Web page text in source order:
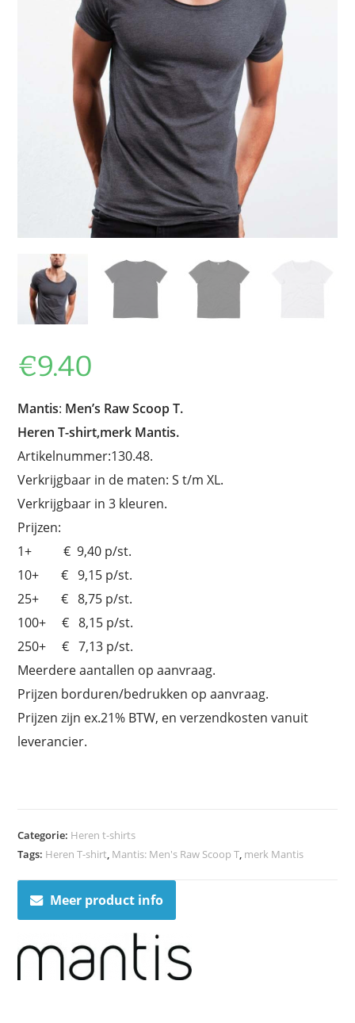
€9.40
Mantis: Men’s Raw Scoop T.
Heren T-shirt,merk Mantis.
Artikelnummer:130.48.
Verkrijgbaar in de maten: S t/m XL.
Verkrijgbaar in 3 kleuren.
Prijzen:
1+ € 9,40 p/st.
10+ € 9,15 p/st.
25+ € 8,75 p/st.
100+ € 8,15 p/st.
250+ € 7,13 p/st.
Meerdere aantallen op aanvraag.
Prijzen borduren/bedrukken op aanvraag.
Prijzen zijn ex.21% BTW, en verzendkosten vanuit
leverancier.
Categorie: Heren t-shirts
Tags: Heren T-shirt, Mantis: Men's Raw Scoop T, merk Mantis
Meer product info